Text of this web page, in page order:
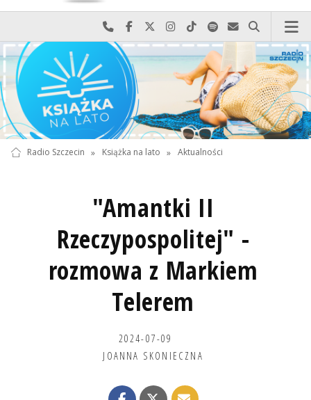
Najlepiej po prostu do nas zadzwoń
Odwiedź nas na Facebook-u
Odwiedź nas na X
Odwiedź nas na Instagram-ie
Odwiedź nas na TikTok-u
Szukaj nas na Spotify
Wyślij do nas
Szukaj
Radio Szczecin » Książka na lato » Aktualności
"Amantki II
Rzeczypospolitej" -
rozmowa z Markiem
Telerem
2024-07-09
JOANNA SKONIECZNA